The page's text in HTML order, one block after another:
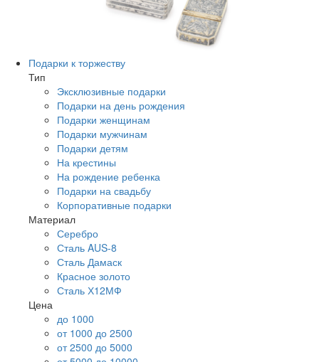
Подарки к торжеству
Тип
Эксклюзивные подарки
Подарки на день рождения
Подарки женщинам
Подарки мужчинам
Подарки детям
На крестины
На рождение ребенка
Подарки на свадьбу
Корпоративные подарки
Материал
Серебро
Сталь AUS-8
Сталь Дамаск
Красное золото
Сталь Х12МФ
Цена
до 1000
от 1000 до 2500
от 2500 до 5000